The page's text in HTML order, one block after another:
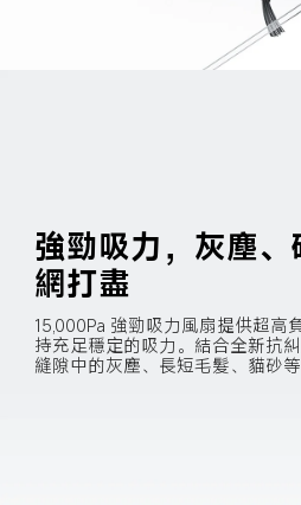
強勁吸力，灰塵
網打盡
15,000Pa 強勁吸力風扇提供超高
持充足穩定的吸力。結合全新抗
縫隙中的灰塵、長短毛髮、貓砂等